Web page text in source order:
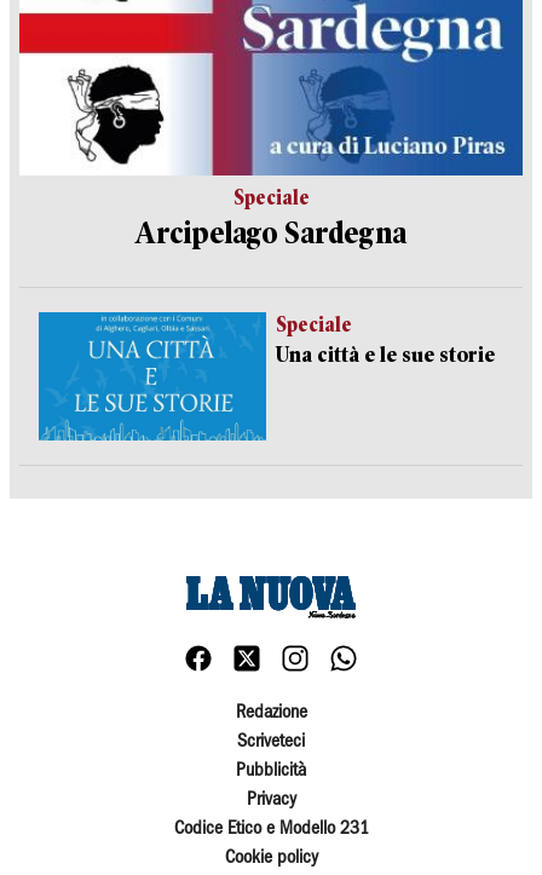
Speciale
Arcipelago Sardegna
Speciale
Una città e le sue storie
Redazione
Scriveteci
Pubblicità
Privacy
Codice Etico e Modello 231
Cookie policy